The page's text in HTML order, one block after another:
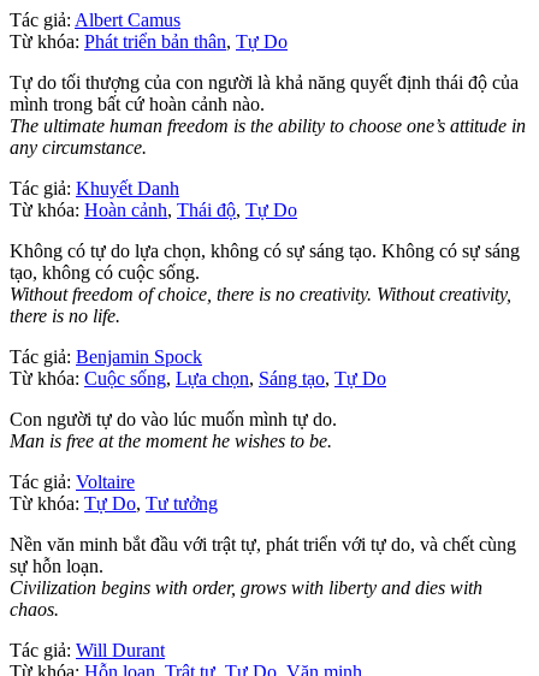
Tác giả: Albert Camus
Từ khóa: Phát triển bản thân, Tự Do
Tự do tối thượng của con người là khả năng quyết định thái độ của
mình trong bất cứ hoàn cảnh nào.
The ultimate human freedom is the ability to choose one’s attitude in
any circumstance.
Tác giả: Khuyết Danh
Từ khóa: Hoàn cảnh, Thái độ, Tự Do
Không có tự do lựa chọn, không có sự sáng tạo. Không có sự sáng
tạo, không có cuộc sống.
Without freedom of choice, there is no creativity. Without creativity,
there is no life.
Tác giả: Benjamin Spock
Từ khóa: Cuộc sống, Lựa chọn, Sáng tạo, Tự Do
Con người tự do vào lúc muốn mình tự do.
Man is free at the moment he wishes to be.
Tác giả: Voltaire
Từ khóa: Tự Do, Tư tưởng
Nền văn minh bắt đầu với trật tự, phát triển với tự do, và chết cùng
sự hỗn loạn.
Civilization begins with order, grows with liberty and dies with
chaos.
Tác giả: Will Durant
Từ khóa: Hỗn loạn Trật tự Tự Do Văn minh